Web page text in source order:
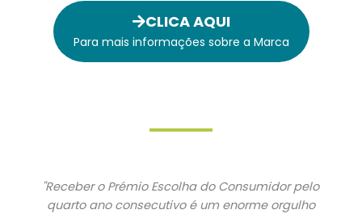
CLICA AQUI
Para mais informações sobre a Marca
"Receber o Prémio Escolha do Consumidor pelo
quarto ano consecutivo é um enorme orgulho